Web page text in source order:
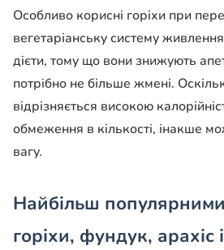
Особливо корисні горіхи при
вегетаріанську систему
дієти, тому що вони знижують
потрібно не більше жмені.
відрізняється високою
обмеження в кількості, інакше
вагу.
Найбільш популярними
горіхи, фундук, арахіс